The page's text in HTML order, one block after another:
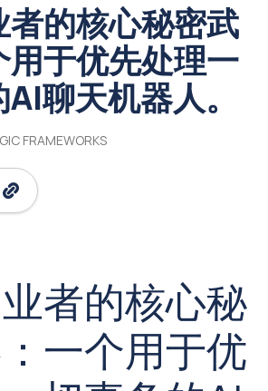
的核心秘密武
用于优先处理一
聊天机器人。
FRAMEWORKS
者的核心秘
一个用于优